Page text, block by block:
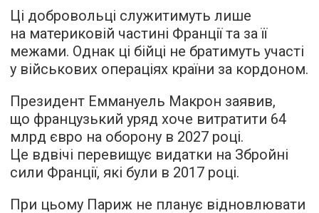
Ці добровольці служитимуть лише
на материковій частині Франції та за її
межами. Однак ці бійці не братимуть участі
у військових операціях країни за кордоном.
Президент Еммануель Макрон заявив,
що французький уряд хоче витратити 64
млрд євро на оборону в 2027 році.
Це вдвічі перевищує видатки на Збройні
сили Франції, які були в 2017 році.
При цьому Париж не планує відновлювати